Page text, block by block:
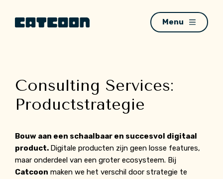
Menu
Consulting Services:
Productstrategie
Bouw aan een schaalbaar en succesvol digitaal
product. Digitale producten zijn geen losse features,
maar onderdeel van een groter ecosysteem. Bij
Catcoon maken we het verschil door strategie te